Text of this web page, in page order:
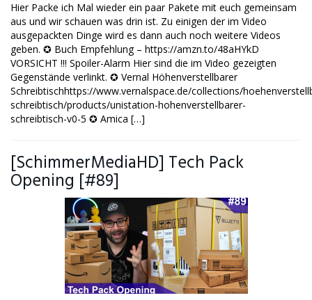
Hier Packe ich Mal wieder ein paar Pakete mit euch gemeinsam
aus und wir schauen was drin ist. Zu einigen der im Video
ausgepackten Dinge wird es dann auch noch weitere Videos
geben. ✪ Buch Empfehlung – https://amzn.to/48aHYkD
VORSICHT !!! Spoiler-Alarm Hier sind die im Video gezeigten
Gegenstände verlinkt. ✪ Vernal Höhenverstellbarer
Schreibtischhttps://www.vernalspace.de/collections/
schreibtisch/products/unistation-hohenverstellbarer-
schreibtisch-v0-5 ✪ Amica […]
[SchimmerMediaHD] Tech Pack
Opening [#89]